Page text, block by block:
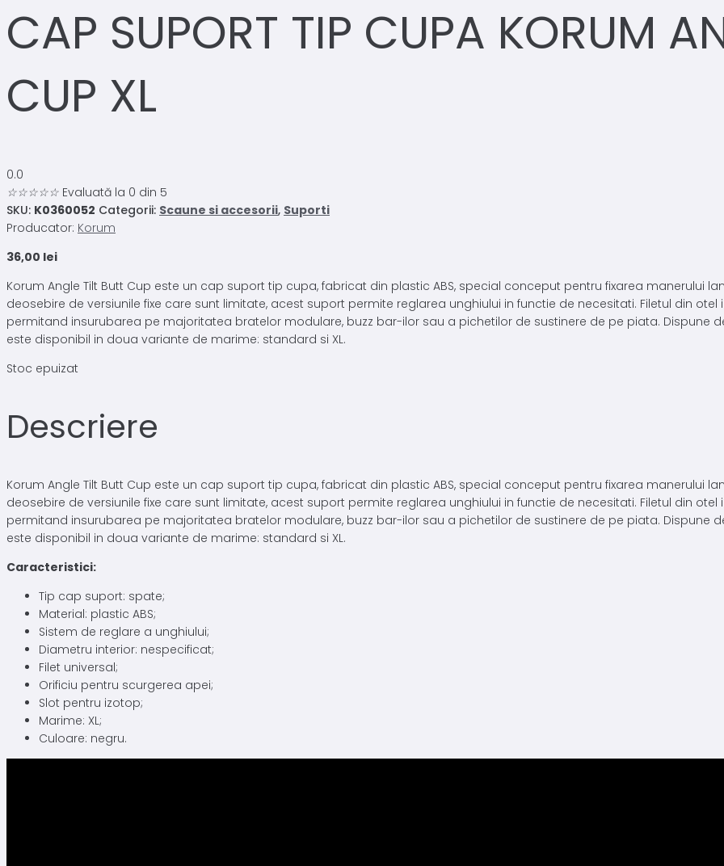
CAP SUPORT TIP CUPA KORUM
CUP XL
0.0
☆☆☆☆☆ Evaluată la 0 din 5
SKU: K0360052 Categorii: Scaune si accesorii, Suporti
Producator: Korum
36,00 lei
Korum Angle Tilt Butt Cup este un cap suport tip cupa, fabricat din plastic ABS, special conceput pentru fixarea manerului
deosebire de versiunile fixe care sunt limitate, acest suport permite reglarea unghiului in functie de necesitati. Filetul din
permitand insurubarea pe majoritatea bratelor modulare, buzz bar-ilor sau a pichetilor de sustinere de pe piata. Dispune
este disponibil in doua variante de marime: standard si XL.
Stoc epuizat
Descriere
Korum Angle Tilt Butt Cup este un cap suport tip cupa, fabricat din plastic ABS, special conceput pentru fixarea manerului
deosebire de versiunile fixe care sunt limitate, acest suport permite reglarea unghiului in functie de necesitati. Filetul din
permitand insurubarea pe majoritatea bratelor modulare, buzz bar-ilor sau a pichetilor de sustinere de pe piata. Dispune
este disponibil in doua variante de marime: standard si XL.
Caracteristici:
Tip cap suport: spate;
Material: plastic ABS;
Sistem de reglare a unghiului;
Diametru interior: nespecificat;
Filet universal;
Orificiu pentru scurgerea apei;
Slot pentru izotop;
Marime: XL;
Culoare: negru.